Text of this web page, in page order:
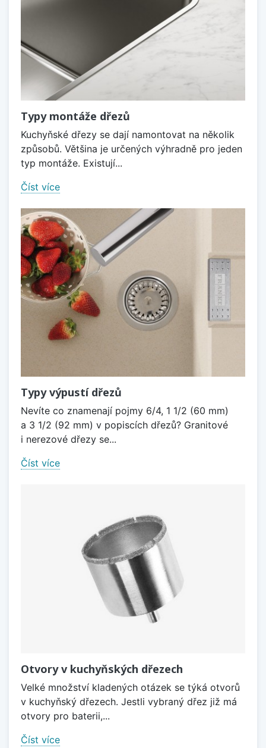
Typy montáže dřezů
Kuchyňské dřezy se dají namontovat na několik
způsobů. Většina je určených výhradně pro jeden
typ montáže. Existují...
Číst více
Typy výpustí dřezů
Nevíte co znamenají pojmy 6/4, 1 1/2 (60 mm)
a 3 1/2 (92 mm) v popiscích dřezů? Granitové
i nerezové dřezy se...
Číst více
Otvory v kuchyňských dřezech
Velké množství kladených otázek se týká otvorů
v kuchyňský dřezech. Jestli vybraný dřez již má
otvory pro baterii,...
Číst více